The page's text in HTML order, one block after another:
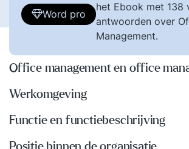
Word pro
het Ebook met 138
antwoorden over
Management.
Office management en office
Werkomgeving
Functie en functiebeschrijving
Positie binnen de organisatie